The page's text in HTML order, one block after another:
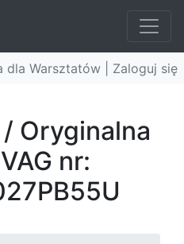
dla Warsztatów | Zaloguj się
Oryginalna
nr: